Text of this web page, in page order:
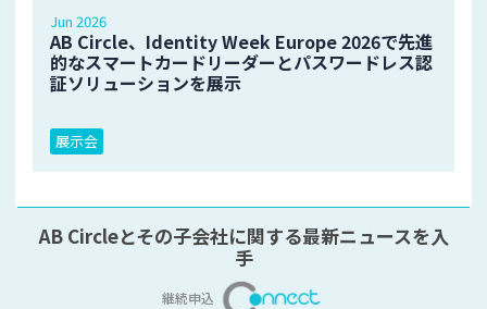
Jun 2026
AB Circle、Identity Week Europe 2026で先進
的なスマートカードリーダーとパスワードレス認
証ソリューションを展示
展示会
AB Circleとその子会社に関する最新ニュースを入
手
継続申込